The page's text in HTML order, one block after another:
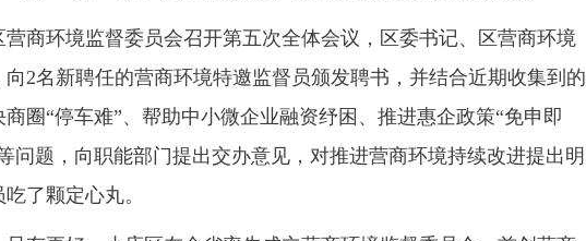
商环境监督委员会召开第五次全体会议，区委书记、区营商环境
2名新聘任的营商环境特邀监督员颁发聘书，并结合近期收集到的
圈“停车难”、帮助中小微企业融资纾困、推进惠企政策“免申即
问题，向职能部门提出交办意见，对推进营商环境持续改进提出明
了颗定心丸。